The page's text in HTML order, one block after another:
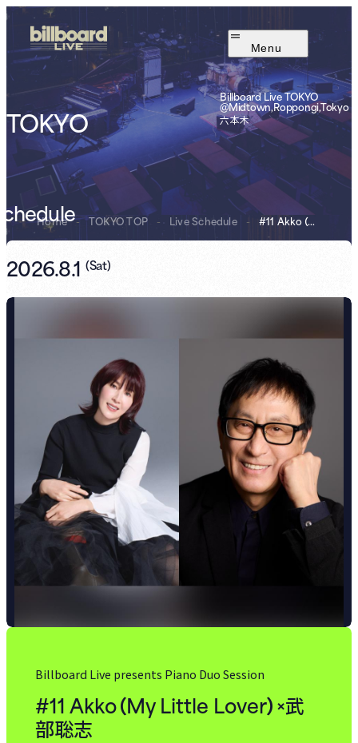
Menu
TOKYO
Billboard Live TOKYO
@Midtown,Roppongi,Tokyo
六本木
Home - TOKYO TOP - Live Schedule - #11 Akko（My Lit...
2026.8.1 (Sat)
Billboard Live presents Piano Duo Session
#11 Akko（My Little Lover）×武
部聡志